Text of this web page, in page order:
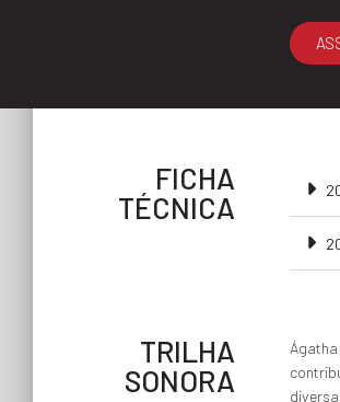
FICHA
TÉCNICA
TRILHA
SONORA